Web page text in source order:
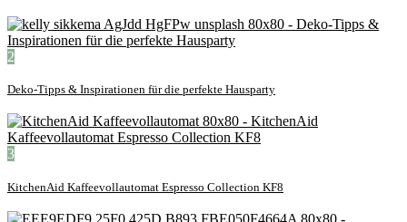
2
Deko-Tipps & Inspirationen für die perfekte Hausparty
3
KitchenAid Kaffeevollautomat Espresso Collection KF8